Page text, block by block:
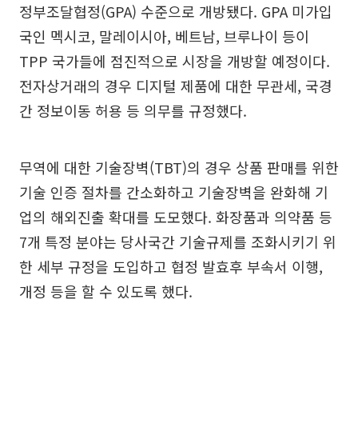
정부조달협정(GPA) 수준으로 개방됐다. GPA 미가입
국인 멕시코, 말레이시아, 베트남, 브루나이 등이
TPP 국가들에 점진적으로 시장을 개방할 예정이다.
전자상거래의 경우 디지털 제품에 대한 무관세, 국경
간 정보이동 허용 등 의무를 규정했다.
무역에 대한 기술장벽(TBT)의 경우 상품 판매를 위한
기술 인증 절차를 간소화하고 기술장벽을 완화해 기
업의 해외진출 확대를 도모했다. 화장품과 의약품 등
7개 특정 분야는 당사국간 기술규제를 조화시키기 위
한 세부 규정을 도입하고 협정 발효후 부속서 이행,
개정 등을 할 수 있도록 했다.